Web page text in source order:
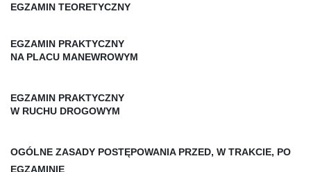
EGZAMIN TEORETYCZNY
EGZAMIN PRAKTYCZNY
NA PLACU MANEWROWYM
EGZAMIN PRAKTYCZNY
W RUCHU DROGOWYM
OGÓLNE ZASADY POSTĘPOWANIA PRZED, W TRAKCIE, PO
EGZAMINIE